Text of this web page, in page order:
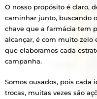
O nosso propósito é claro,
caminhar junto, buscando
chave que a farmácia tem
alcançar, é com muito zelo
que elaboramos cada
campanha.
Somos ousados, pois cada
trocas, muitas vezes são